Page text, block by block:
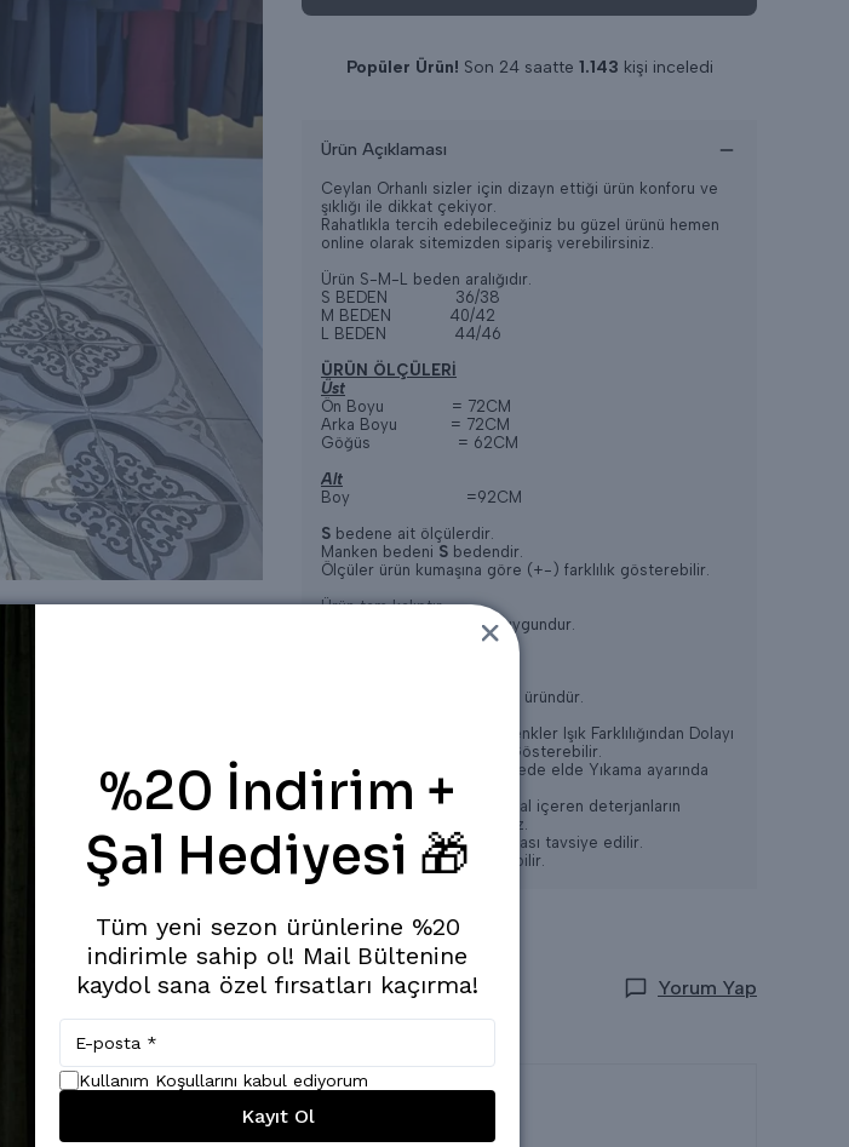
Son 24 saatte12adet satıldı
Ürün Açıklaması
Ceylan Orhanlı sizler için dizayn ettiği ürün konforu ve
şıklığı ile dikkat çekiyor.
Rahatlıkla tercih edebileceğiniz bu güzel ürünü hemen
online olarak sitemizden sipariş verebilirsiniz.
Ürün S-M-L beden aralığıdır.
S BEDEN 36/38
M BEDEN 40/42
L BEDEN 44/46
ÜRÜN ÖLÇÜLERİ
Üst
Ön Boyu = 72CM
Arka Boyu = 72CM
Göğüs = 62CM
Alt
Boy =92CM
S bedene ait ölçülerdir.
Manken bedeni S bedendir.
Ölçüler ürün kumaşına göre (+-) farklılık gösterebilir.
Ürün tam kalıptır.
için uygundur.
Terletme yapmaz.
Oldukça rahat bir ve şık bir üründür.
* Konsept Çekimlerinde Renkler Işık Farklılığından Dolayı
Bazı Ürünlerde Değişiklik Gösterebilir.
* Yıkama: Ilık 30-35 Derecede elde Yıkama ayarında
Yapılabilir,
* Ağartıcı ve yoğun kimyasal içeren deterjanların
kullanılması tavsiye edilmez.
* Gölge de kurutma yapılması tavsiye edilir.
* Kuru Temizlemeye verilebilir.
Yorum Yap
%20 İndirim +
Şal Hediyesi 🎁
Tüm yeni sezon ürünlerine %20
indirimle sahip ol! Mail Bültenine
kaydol sana özel fırsatları kaçırma!
Kullanım Koşullarını kabul ediyorum
Kayıt Ol